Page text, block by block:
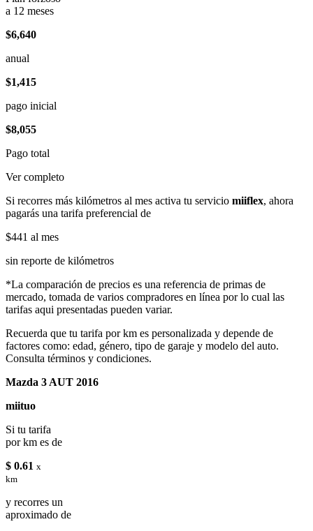
a 12 meses
$6,640
anual
$1,415
pago inicial
$8,055
Pago total
Ver completo
Si recorres más kilómetros al mes activa tu servicio miiflex, ahora
pagarás una tarifa preferencial de
$441 al mes
sin reporte de kilómetros
*La comparación de precios es una referencia de primas de
mercado, tomada de varios compradores en línea por lo cual las
tarifas aqui presentadas pueden variar.
Recuerda que tu tarifa por km es personalizada y depende de
factores como: edad, género, tipo de garaje y modelo del auto.
Consulta términos y condiciones.
Mazda 3 AUT 2016
miituo
Si tu tarifa
por km es de
$ 0.61 x
km
y recorres un
aproximado de